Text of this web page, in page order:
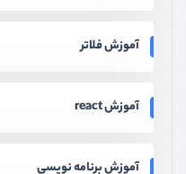
آموزش فلاتر
آموزش react
آموزش برنامه نویسی